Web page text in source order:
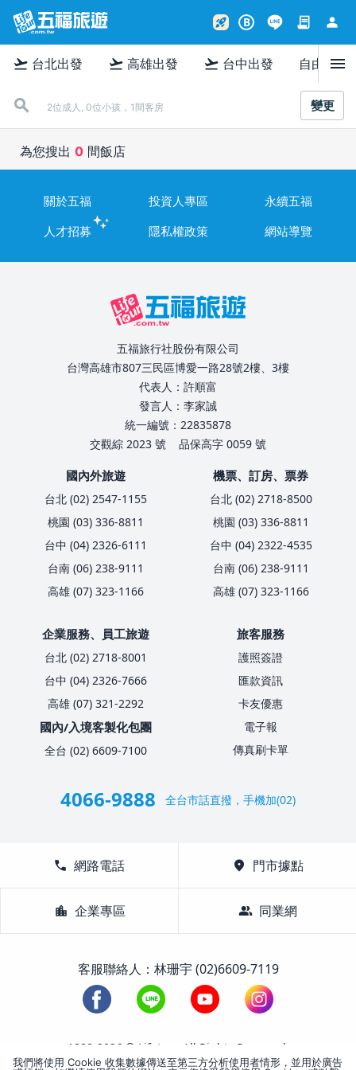
rocket_launch B contract person
flight_takeoff 台北出發 flight_takeoff 高雄出發 flight_takeoff 台中出發 自由行menu
2位成人, 0位小孩，1間客房 變更
為您搜出 0 間飯店
關於五福 投資人專區
永續五福
人才招募
隱私權政策 網站導覽
五福旅行社股份有限公司
台灣高雄市807三民區博愛一路28號2樓、3樓
代表人：許順富
發言人：李家誠
統一編號：22835878
交觀綜 2023 號
品保高字 0059 號
國內外旅遊
台北 (02) 2547-1155
桃園 (03) 336-8811
台中 (04) 2326-6111
台南 (06) 238-9111
高雄 (07) 323-1166
機票、訂房、票券
台北 (02) 2718-8500
桃園 (03) 336-8811
台中 (04) 2322-4535
台南 (06) 238-9111
高雄 (07) 323-1166
企業服務、員工旅遊
台北 (02) 2718-8001
台中 (04) 2326-7666
高雄 (07) 321-2292
國內/入境客製化包團
全台 (02) 6609-7100
旅客服務
護照簽證
匯款資訊
卡友優惠
電子報
傳真刷卡單
4066-9888 全台市話直撥，手機加(02)
call 網路電話 location_on 門市據點
location_city 企業專區 group 同業網
客服聯絡人：林珊宇 (02)6609-7119
1988-2026 © Lifetour All Rights Reserved.
我們將使用 Cookie 收集數據傳送至第三方分析使用者情形，並用於廣告